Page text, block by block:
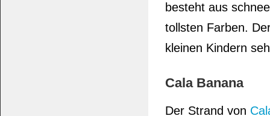
besteht aus
tollsten Farben.
kleinen Kindern
Cala Banana
Der Strand von